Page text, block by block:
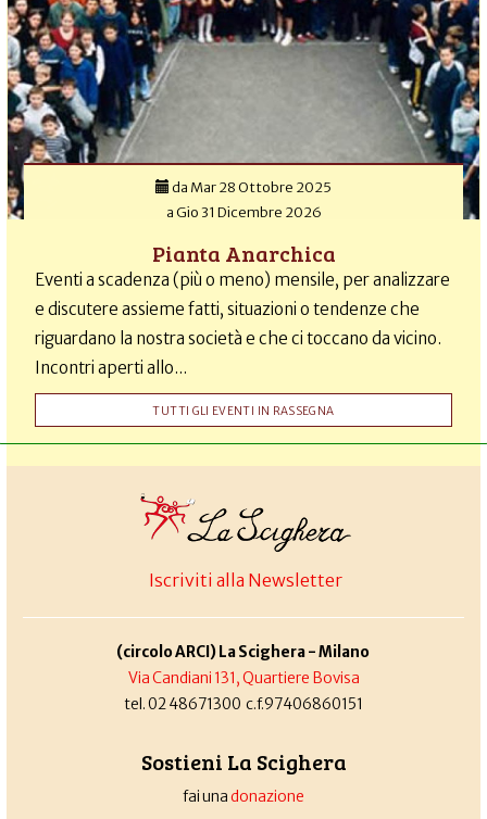
da Mar 28 Ottobre 2025
aGio 31 Dicembre 2026
Pianta Anarchica
Eventi a scadenza (più o meno) mensile, per analizzare
e discutere assieme fatti, situazioni o tendenze che
riguardano la nostra società e che ci toccano da vicino.
Incontri aperti allo...
TUTTI GLI EVENTI IN RASSEGNA
Iscriviti alla Newsletter
(circolo ARCI) La Scighera - Milano
Via Candiani 131, Quartiere Bovisa
tel. 02 48671300 c.f.97406860151
Sostieni La Scighera
fai unadonazione